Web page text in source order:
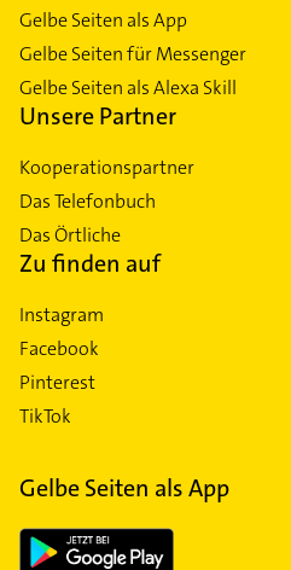
Gelbe Seiten als App
Gelbe Seiten für Messenger
Gelbe Seiten als Alexa Skill
Unsere Partner
Kooperationspartner
Das Telefonbuch
Das Örtliche
Zu finden auf
Instagram
Facebook
Pinterest
TikTok
Gelbe Seiten als App